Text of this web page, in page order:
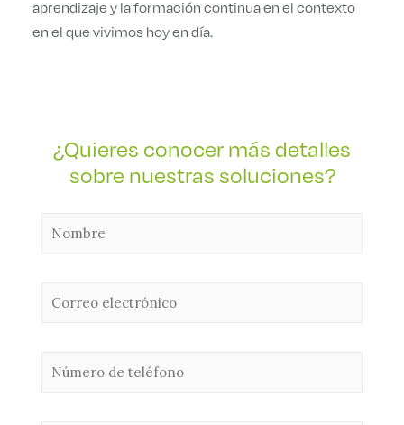
aprendizaje y la formación continua en el contexto
en el que vivimos hoy en día.
¿Quieres conocer más detalles
sobre nuestras soluciones?